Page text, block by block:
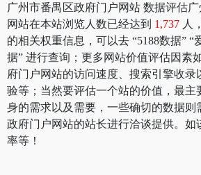
广州市番禺区政府门户网站 数据评估
网站在本站浏览人数已经达到 1,737 人
的相关权重信息，可以去 “5188数据” “
据” 进行查询；更多网站价值评估因素
府门户网站的访问速度、搜索引擎收录
验等；当然要评估一个站的价值，最主
身的需求以及需要，一些确切的数据则
政府门户网站的站长进行洽谈提供。如
率等！